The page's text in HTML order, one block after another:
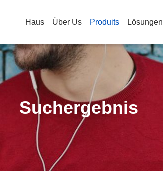
Haus Über Us Produits Lösungen
Suchergebnis